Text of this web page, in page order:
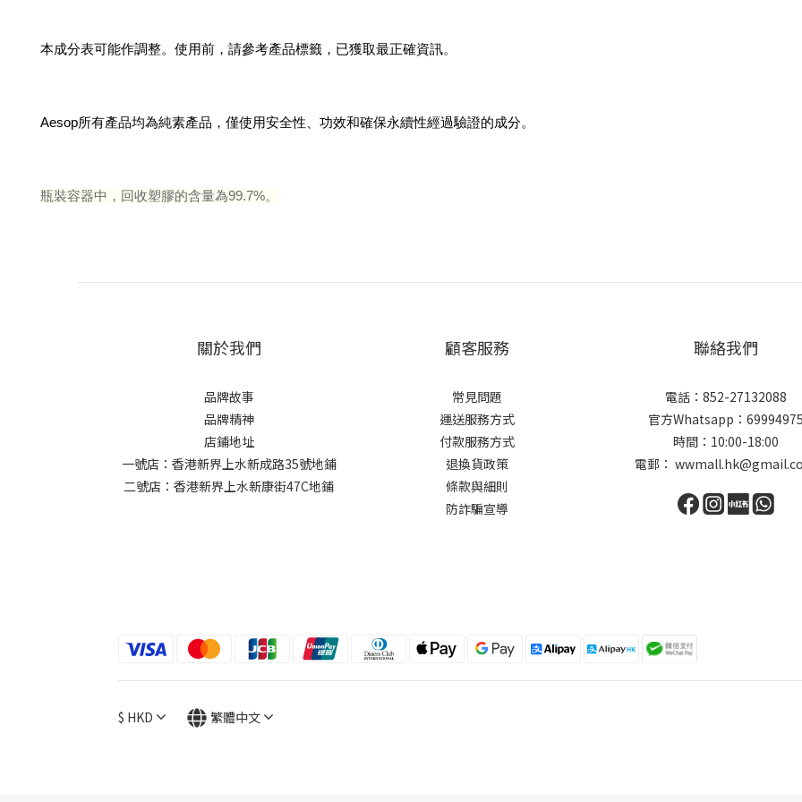
本成分表可能作調整。使用前，請參考產品標籤，已獲取最正確資訊。
Aesop所有產品均為純素產品，僅使用安全性、功效和確保永續性經過驗證的成分。
瓶裝容器中，回收塑膠的含量為99.7%。
關於我們
品牌故事
品牌精神
店鋪地址
一號店：香港新界上水新成路35號地鋪
二號店：香港新界上水新康街47C地鋪
顧客服務
常見問題
運送服務方式
付款服務方式
退換貨政策
條款與細則
防詐騙宣導
聯絡我們
電話：852-27132088
官方Whatsapp：
時間：10:00-18:00
電郵：
$ HKD 繁體中文